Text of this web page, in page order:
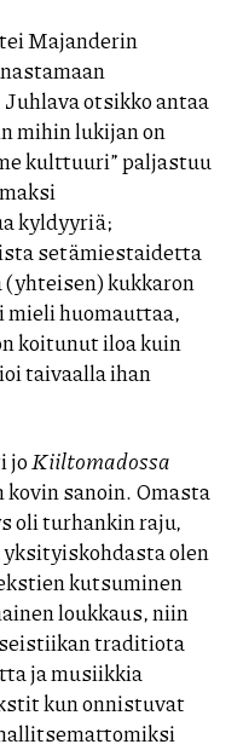
Majanderin
otsikko antaa
mihin lukijan on
kulttuuri” paljastuu
kyldyyriä;
setämiestaidetta
kukkaron
huomauttaa,
koitunut iloa kuin
taivaalla ihan
joKiiltomadossa
sanoin. Omasta
oli turhankin raju,
olen
kutsuminen
loukkaus, niin
traditiota
ja musiikkia
kun onnistuvat